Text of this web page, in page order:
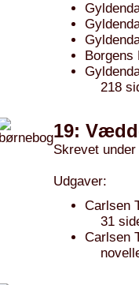
Borgens
218
19:
Skrevet
Udgaver:
Carlsen
31
Carlsen